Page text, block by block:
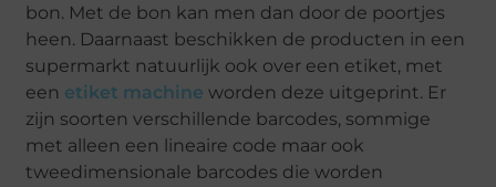
bon. Met de bon kan men dan door de poortjes
heen. Daarnaast beschikken de producten in een
supermarkt natuurlijk ook over een etiket, met
een etiket machine worden deze uitgeprint. Er
zijn soorten verschillende barcodes, sommige
met alleen een lineaire code maar ook
tweedimensionale barcodes die worden